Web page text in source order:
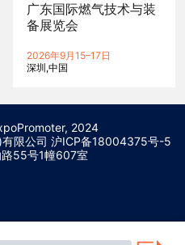
广东国际燃气技术与装
备展览会
2026年9月15–17日
深圳 中国
2024
限公司 沪ICP备18004375号-5
55号1幢607室